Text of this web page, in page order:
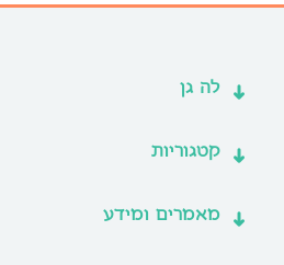
לה גן
קטגוריות
מאמרים ומידע